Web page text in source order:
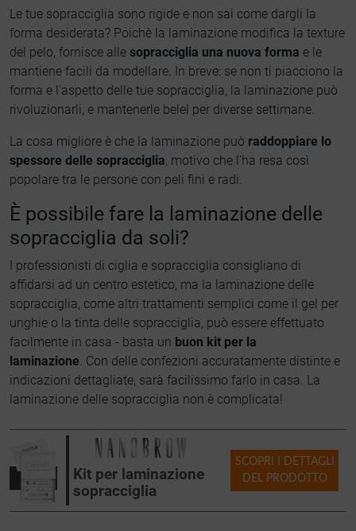
Le tue sopracciglia sono rigide e non sai come dargli la
forma desiderata? Poichè la laminazione modifica la texture
del pelo, fornisce alle sopracciglia una nuova forma e le
mantiene facili da modellare. In breve: se non ti piacciono la
forma e l'aspetto delle tue sopracciglia, la laminazione può
rivoluzionarli, e mantenerle belel per diverse settimane.
La cosa migliore è che la laminazione può raddoppiare lo
spessore delle sopracciglia, motivo che l'ha resa così
popolare tra le persone con peli fini e radi.
È possibile fare la laminazione delle
sopracciglia da soli?
I professionisti di ciglia e sopracciglia consigliano di
affidarsi ad un centro estetico, ma la laminazione delle
sopracciglia, come altri trattamenti semplici come il gel per
unghie o la tinta delle sopracciglia, può essere effettuato
facilmente in casa - basta un buon kit per la
laminazione. Con delle confezioni accuratamente distinte e
indicazioni dettagliate, sarà facilissimo farlo in casa. La
laminazione delle sopracciglia non è complicata!
Kit per laminazione
sopracciglia
SCOPRI I DETTAGLI
DEL PRODOTTO